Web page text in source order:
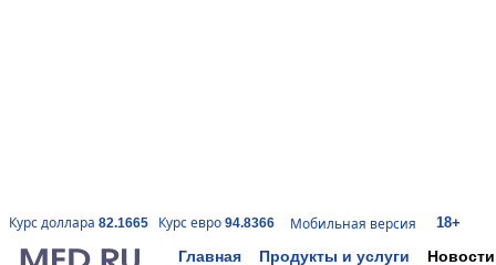
Курс доллара 82.1665 Курс евро 94.8366 Мобильная версия 18+
Главная Продукты и услуги Новости